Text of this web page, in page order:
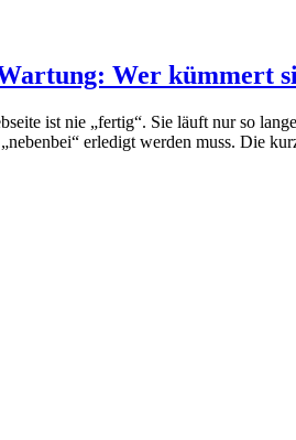
Wer kümmert
ist nie „fertig“. Sie läuft nur so
erledigt werden muss. Die